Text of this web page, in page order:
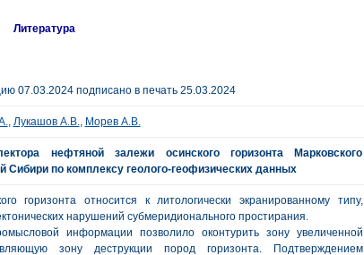
Литература
07.03.2024 подписано в печать 25.03.2024
, Лукашов А.В., Морев А.В.
нефтяной залежи осинского горизонта Марковского
Сибири по комплексу геолого-геофизических данных
горизонта относится к литологически экранированному типу,
нарушений субмеридионального простирания.
информации позволило оконтурить зону увеличенной
зону деструкции пород горизонта. Подтверждением